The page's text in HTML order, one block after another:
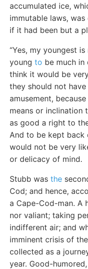
accumulated ice,
immutable laws,
if it had been but a
“Yes, my youngest
young to be much in
think it would be
they should not
amusement,
means or inclination
as good a right to
And to be kept back
would not be very
or delicacy of mind.
Stubb was the
Cod; and hence,
a Cape-Cod-man. A
nor valiant; taking
indifferent air; and
imminent crisis of
collected as a
year. Good-